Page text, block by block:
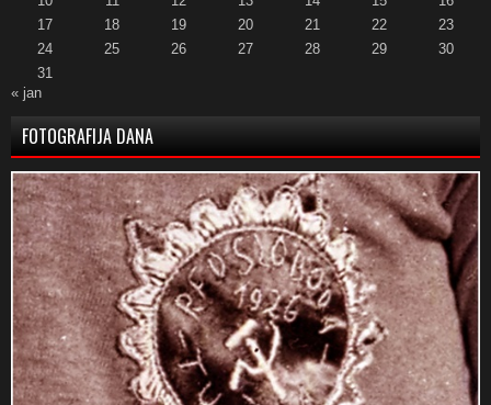
17
18 19 20 21 22
23
24
25 26 27 28 29
30
31
« jan
FOTOGRAFIJA DANA